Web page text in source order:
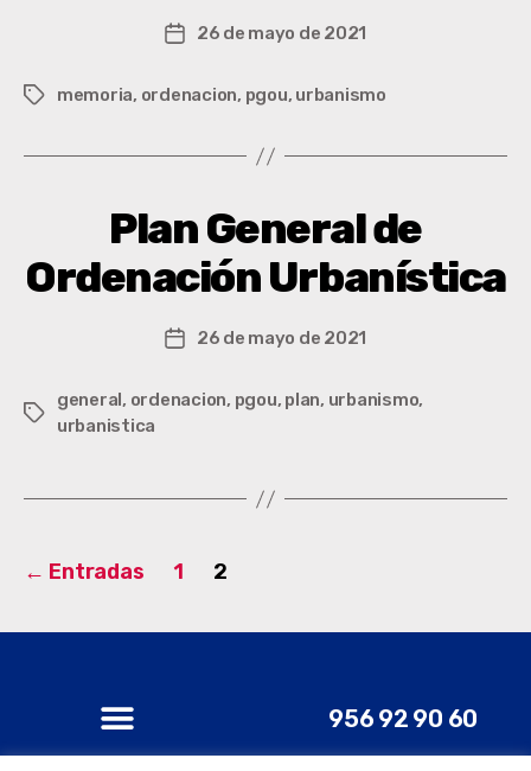
26 de mayo de 2021
memoria, ordenacion, pgou, urbanismo
Plan General de
Ordenación Urbanística
26 de mayo de 2021
general , ordenacion, pgou, plan, urbanismo,
urbanistica
← Entradas 1 2
956 92 90 60